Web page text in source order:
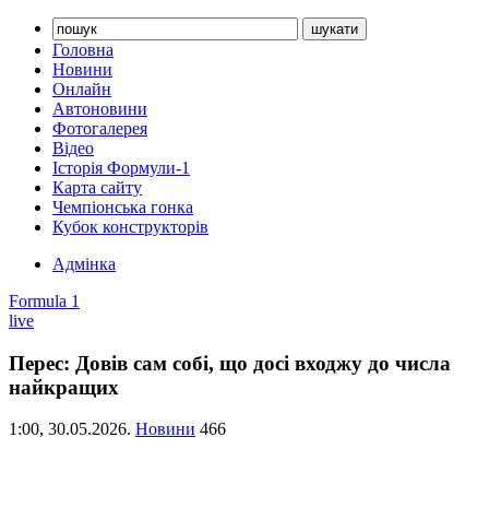
Головна
Новини
Онлайн
Автоновини
Фотогалерея
Відео
Історія Формули-1
Карта сайту
Чемпіонська гонка
Кубок конструкторів
Адмінка
Formula 1
live
Перес: Довів сам собі, що досі входжу до числа
найкращих
1:00, 30.05.2026. Новини 466